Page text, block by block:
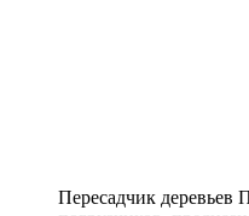
Пересадчик деревьев